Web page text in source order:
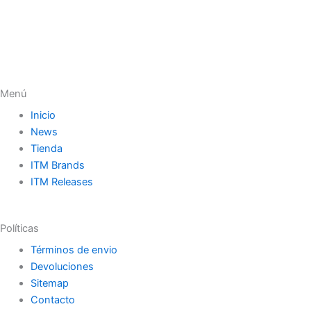
Menú
Inicio
News
Tienda
ITM Brands
ITM Releases
Políticas
Términos de envio
Devoluciones
Sitemap
Contacto